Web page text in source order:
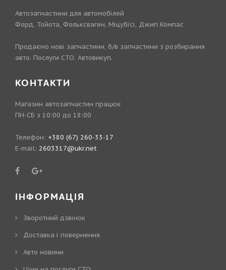
Автозапчастини для автомобілей
Форд, Тойота, Фольксваген, Міцубісі, Джип Компас
Продаємо нові запчастини, б/в запчастини з розбирання
авто. Послуги СТО. Автовикуп.
КОНТАКТИ
Магазин автозапчастин працює
ПН-СБ з 10:00 до 18:00
Телефон: +380 (67) 260-33-17
E-mail: 2603317@ukr.net
ІНФОРМАЦІЯ
Зворотний дзвінок
Доставка і повернення
Авто новини